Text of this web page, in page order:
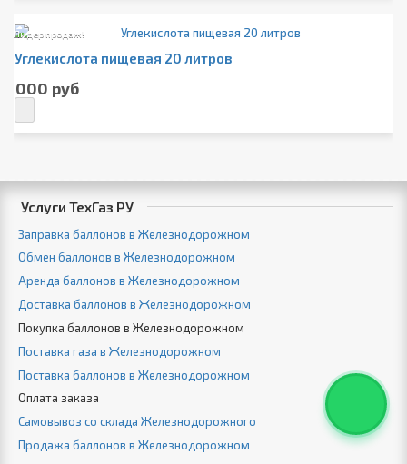
Лидер продаж!
Углекислота пищевая 20 литров
1 000 руб
Услуги ТехГаз РУ
Заправка баллонов в Железнодорожном
Обмен баллонов в Железнодорожном
Аренда баллонов в Железнодорожном
Доставка баллонов в Железнодорожном
Покупка баллонов в Железнодорожном
Поставка газа в Железнодорожном
Поставка баллонов в Железнодорожном
Оплата заказа
Самовывоз со склада Железнодорожного
Продажа баллонов в Железнодорожном